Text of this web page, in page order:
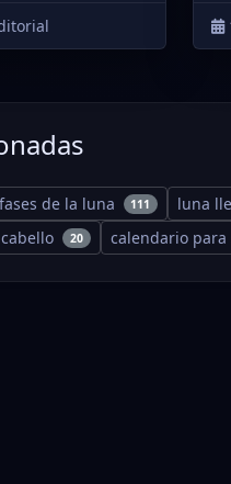
fases de la luna 111 luna
20 calendario